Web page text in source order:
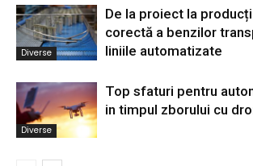
Diverse
De la proiect la
corectă a benzilor
liniile automatizate
Diverse
Top sfaturi pentru
in timpul zborului cu